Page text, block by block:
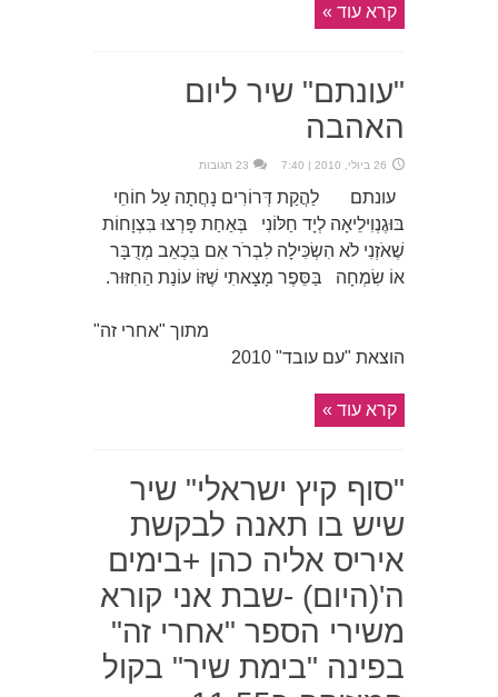
קרא עוד »
"עונתם" שיר ליום
האהבה
26 ביולי, 2010 | 7:40 23 תגובות
עונתם לַהֲקַת דְּרוֹרִים נָחֲתָה עַל חוֹחֵי
בּוּגֶנְוִילֵיאָה לְיָד חַלּוֹנִי בְּאַחַת פָּרְצוּ בִּצְוָחוֹת
שֶׁאֹזְנִי לֹא הִשְׂכִּילָה לִבְרֹר אִם בִּכְאֵב מְדֻבָּר
אוֹ שִׂמְחָה בַּסֵּפֶר מָצָאתִי שֶׁזּוֹ עוֹנַת הַחִזּוּר.
מתוך "אחרי זה"
הוצאת "עם עובד" 2010
קרא עוד »
"סוף קיץ ישראלי" שיר
שיש בו תאנה לבקשת
איריס אליה כהן +בימים
ה'(היום) -שבת אני קורא
משירי הספר "אחרי זה"
בפינה "בימת שיר" בקול